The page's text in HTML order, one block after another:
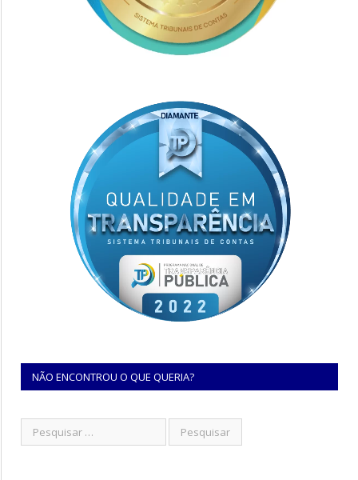
NÃO ENCONTROU O QUE QUERIA?